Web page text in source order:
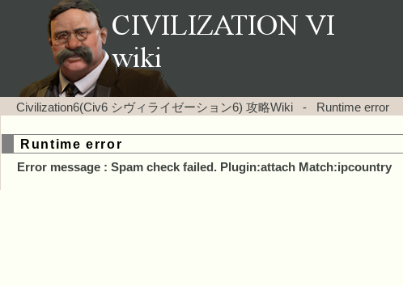
Civilization6(Civ6 シヴィライゼーション6) 攻略Wiki - Runtime error |
Runtime error
Error message : Spam check failed. Plugin:attach Match:ipcountry